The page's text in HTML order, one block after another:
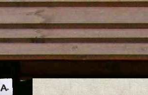
zapraszamy